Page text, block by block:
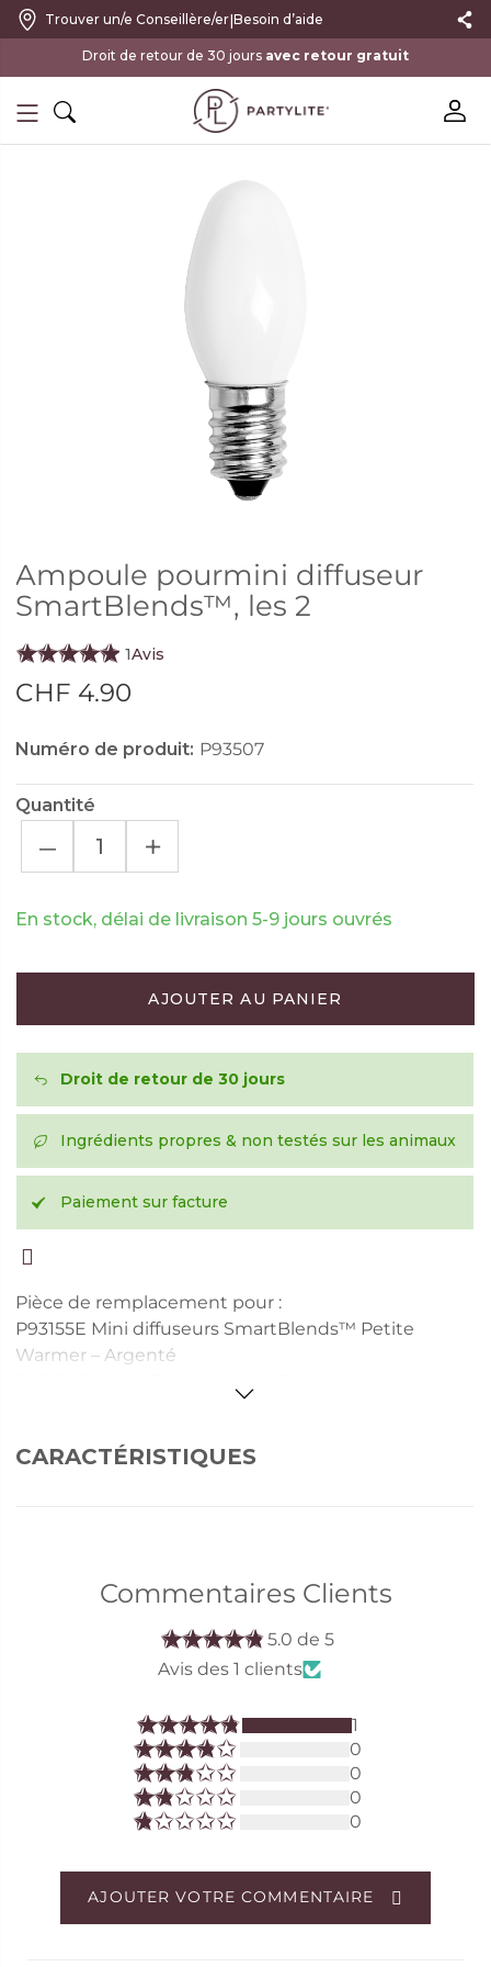
Trouver un/e Conseillère/er|Besoin d’aide
Droit de retour de 30 jours avec retour gratuit
Ampoule pourmini diffuseur
SmartBlends™, les 2
1Avis
CHF 4.90
Numéro de produit: P93507
Quantité
– +
En stock, délai de livraison 5-9 jours ouvrés
AJOUTER AU PANIER
Droit de retour de 30 jours
Ingrédients propres & non testés sur les animaux
Paiement sur facture
Pièce de remplacement pour :
P93155E Mini diffuseurs SmartBlends™ Petite
Warmer – Argenté
Les bougies sont vendues séparément.
CARACTÉRISTIQUES
Commentaires Clients
5.0 de 5
Avis des 1 clients
1
0
0
0
0
AJOUTER VOTRE COMMENTAIRE